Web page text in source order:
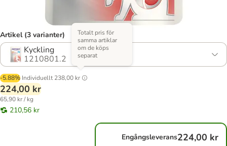
Artikel (3 varianter)
Kyckling
1210801.2
-5.88% Individuellt 238,00 kr
Totalt pris för
samma artiklar
om de köps
separat
224,00 kr
65,90 kr / kg
210,56 kr
Engångsleverans224,00 kr